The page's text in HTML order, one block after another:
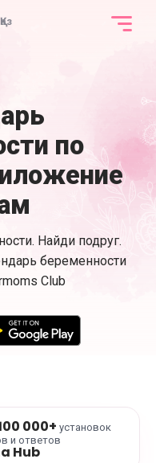
Қаз
по
Найди подруг.
беременности
Club
000+ установок
и ответов
Hub